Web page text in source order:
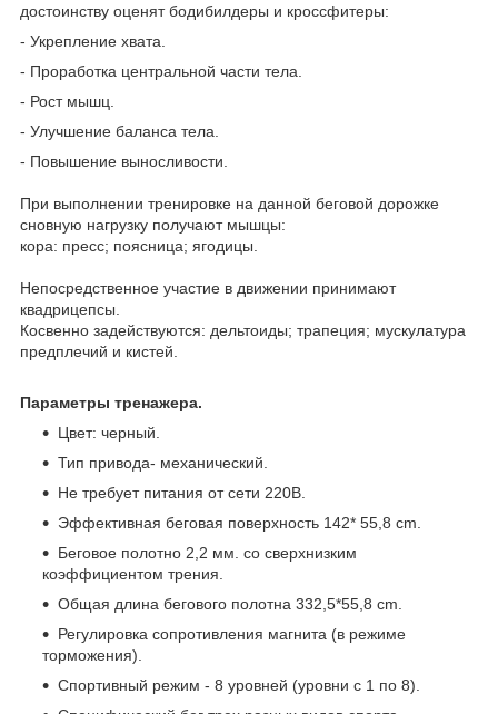
достоинству оценят бодибилдеры и кроссфитеры:⠀
- Укрепление хвата.⠀
- Проработка центральной части тела. ⠀
- Рост мышц.⠀
- Улучшение баланса тела.⠀
- Повышение выносливости.⠀
При выполнении тренировке на данной беговой дорожке
сновную нагрузку получают мышцы:⠀
кора: пресс; поясница; ягодицы. ⠀
Непосредственное участие в движении принимают
квадрицепсы. ⠀
Косвенно задействуются: дельтоиды; трапеция; мускулатура
предплечий и кистей.⠀
Параметры тренажера.
Цвет: черный.
Тип привода- механический.
Не требует питания от сети 220В.
Эффективная беговая поверхность 142* 55,8 cm.
Беговое полотно 2,2 мм. со сверхнизким
коэффициентом трения.
Общая длина бегового полотна 332,5*55,8 cm.
Регулировка сопротивления магнита (в режиме
торможения).
Спортивный режим - 8 уровней (уровни с 1 по 8).